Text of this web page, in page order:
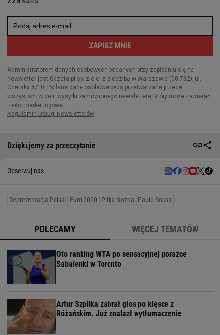
Dziękujemy za przeczytanie
Obserwuj nas
Reprezentacja Polski Euro 2020 Piłka Nożna Paulo Sousa
POLECAMY WIĘCEJ TEMATÓW
Oto ranking WTA po sensacyjnej porażce
Sabalenki w Toronto
Artur Szpilka zabrał głos po klęsce z
Różańskim. Już znalazł wytłumaczenie